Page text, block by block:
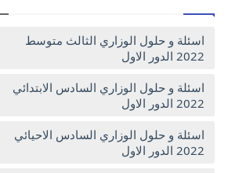
اسئلة و حلول الوزاري الثالث متوسط
2022 الدور الاول
اسئلة و حلول الوزاري السادس الابتدائي
2022 الدور الاول
اسئلة و حلول الوزاري السادس الاحيائي
2022 الدور الاول